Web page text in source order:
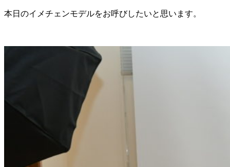
本日のイメチェンモデルをお呼びしたいと思います。